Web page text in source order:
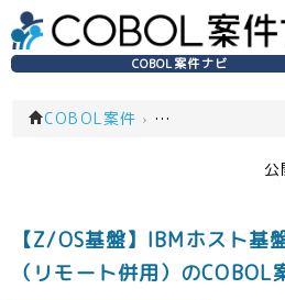
COBOL案件ナビ
COBOL案件 › システムエンジ
公
【Z/OS基盤】IBMホスト基
（リモート併用）のCOBOL